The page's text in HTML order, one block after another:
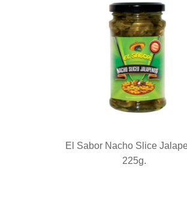
El Sabor Nacho Slice
225g.